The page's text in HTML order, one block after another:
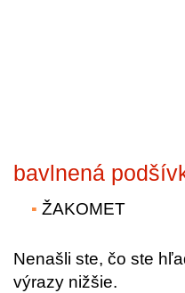
bavlnená
ŽAKOMET
Nenašli ste, čo ste
výrazy nižšie.